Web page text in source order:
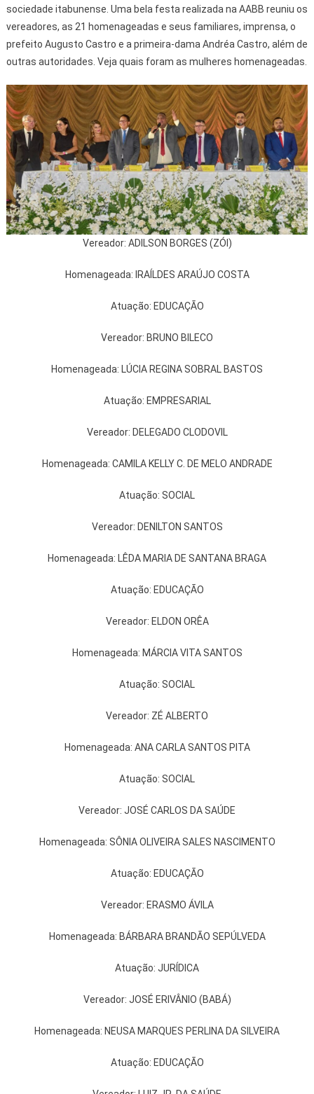
sociedade itabunense. Uma bela festa realizada na AABB reuniu os
vereadores, as 21 homenageadas e seus familiares, imprensa, o
prefeito Augusto Castro e a primeira-dama Andréa Castro, além de
outras autoridades. Veja quais foram as mulheres homenageadas.
Vereador: ADILSON BORGES (ZÓI)
Homenageada: IRAÍLDES ARAÚJO COSTA
Atuação: EDUCAÇÃO
Vereador: BRUNO BILECO
Homenageada: LÚCIA REGINA SOBRAL BASTOS
Atuação: EMPRESARIAL
Vereador: DELEGADO CLODOVIL
Homenageada: CAMILA KELLY C. DE MELO ANDRADE
Atuação: SOCIAL
Vereador: DENILTON SANTOS
Homenageada: LÊDA MARIA DE SANTANA BRAGA
Atuação: EDUCAÇÃO
Vereador: ELDON ORÊA
Homenageada: MÁRCIA VITA SANTOS
Atuação: SOCIAL
Vereador: ZÉ ALBERTO
Homenageada: ANA CARLA SANTOS PITA
Atuação: SOCIAL
Vereador: JOSÉ CARLOS DA SAÚDE
Homenageada: SÔNIA OLIVEIRA SALES NASCIMENTO
Atuação: EDUCAÇÃO
Vereador: ERASMO ÁVILA
Homenageada: BÁRBARA BRANDÃO SEPÚLVEDA
Atuação: JURÍDICA
Vereador: JOSÉ ERIVÂNIO (BABÁ)
Homenageada: NEUSA MARQUES PERLINA DA SILVEIRA
Atuação: EDUCAÇÃO